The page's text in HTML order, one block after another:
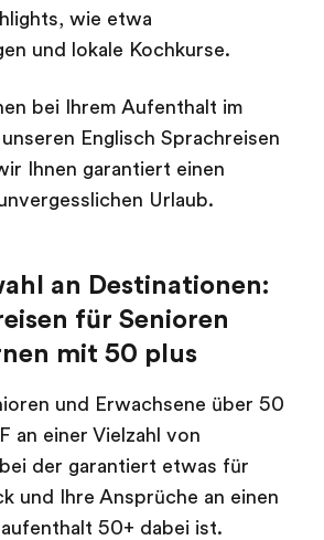
wie etwa
und lokale Kochkurse.
bei Ihrem Aufenthalt im
Englisch Sprachreisen
Ihnen garantiert einen
Urlaub.
an Destinationen:
für Senioren
mit 50 plus
und Erwachsene über 50
an einer Vielzahl von
der garantiert etwas für
und Ihre Ansprüche an einen
50+ dabei ist.